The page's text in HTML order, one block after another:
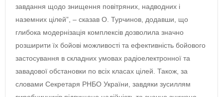
завдання щодо знищення повітряних, надводних і
наземних цілей”, – сказав О. Турчинов, додавши, що
глибока модернізація комплексів дозволила значно
розширити їх бойові можливості та ефективність бойового
застосування в складних умовах радіоелектронної та
завадової обстановки по всіх класах цілей. Також, за
словами Секретаря РНБО України, завдяки зусиллям